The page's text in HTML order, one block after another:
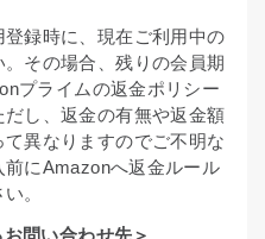
録時に、現在ご利用中の
その場合、残りの会員期
プライムの返金ポリシー
し、返金の有無や返金額
異なりますのでご不明な
にAmazonへ返金ルール
。
問い合わせ先＞